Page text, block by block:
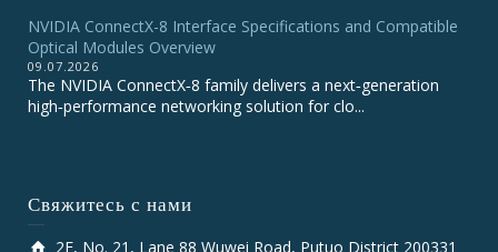
NVIDIA ConnectX-8 Interface Specifications and Compatible
Optical Modules Overview
09.07.2026
The NVIDIA ConnectX‑8 family delivers a next‑generation
high‑performance networking solution for clo...
Свяжитесь с нами
2F, No. 21, Lane 88 Wuwei Road, Putuo District 200331